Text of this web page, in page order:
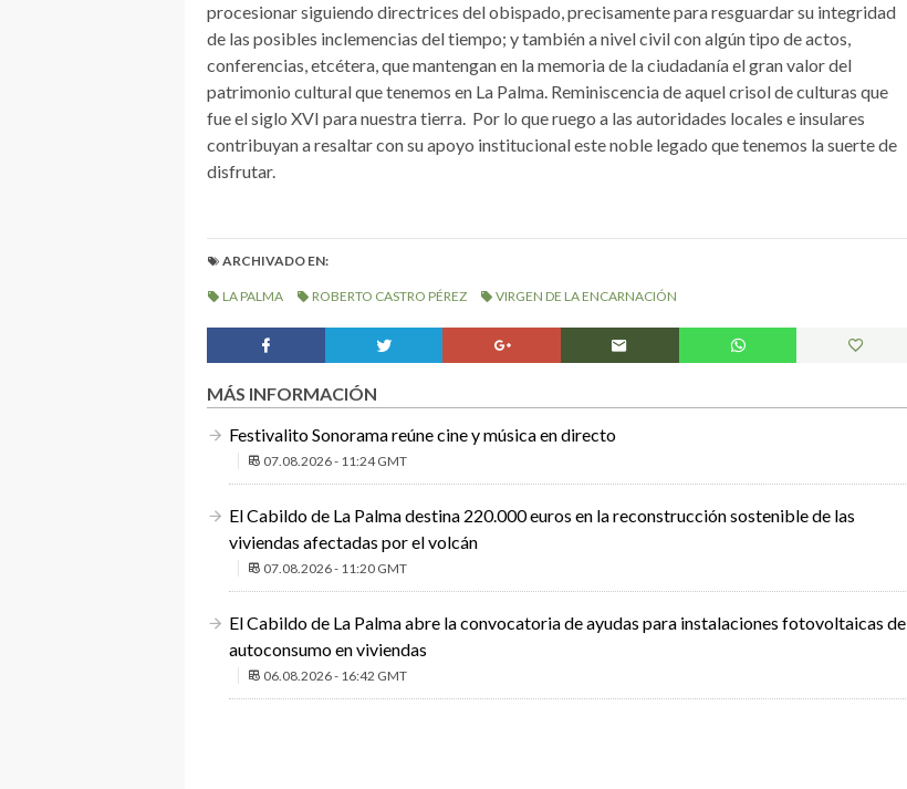
procesionar siguiendo directrices del obispado, precisamente para resguardar su integridad
de las posibles inclemencias del tiempo; y también a nivel civil con algún tipo de actos,
conferencias, etcétera, que mantengan en la memoria de la ciudadanía el gran valor del
patrimonio cultural que tenemos en La Palma. Reminiscencia de aquel crisol de culturas que
fue el siglo XVI para nuestra tierra. Por lo que ruego a las autoridades locales e insulares
contribuyan a resaltar con su apoyo institucional este noble legado que tenemos la suerte de
disfrutar.
ARCHIVADO EN:
LA PALMA ROBERTO CASTRO PÉREZ VIRGEN DE LA ENCARNACIÓN
MÁS INFORMACIÓN
Festivalito Sonorama reúne cine y música en directo
07.08.2026 - 11:24 GMT
El Cabildo de La Palma destina 220.000 euros en la reconstrucción sostenible de las
viviendas afectadas por el volcán
07.08.2026 - 11:20 GMT
El Cabildo de La Palma abre la convocatoria de ayudas para instalaciones fotovoltaicas de
autoconsumo en viviendas
06.08.2026 - 16:42 GMT